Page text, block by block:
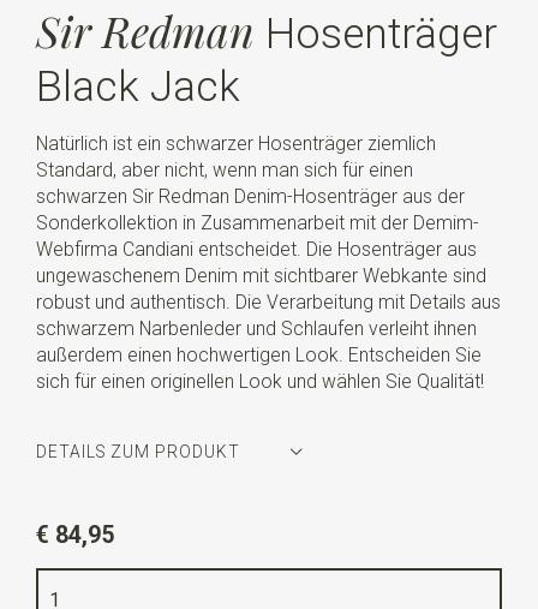
Sir Redman Hosenträger
Black Jack
Natürlich ist ein schwarzer Hosenträger ziemlich
Standard, aber nicht, wenn man sich für einen
schwarzen Sir Redman Denim-Hosenträger aus der
Sonderkollektion in Zusammenarbeit mit der Demim-
Webfirma Candiani entscheidet. Die Hosenträger aus
ungewaschenem Denim mit sichtbarer Webkante sind
robust und authentisch. Die Verarbeitung mit Details aus
schwarzem Narbenleder und Schlaufen verleiht ihnen
außerdem einen hochwertigen Look. Entscheiden Sie
sich für einen originellen Look und wählen Sie Qualität!
DETAILS ZUM PRODUKT
Farbe
Qualität
€ 84,95